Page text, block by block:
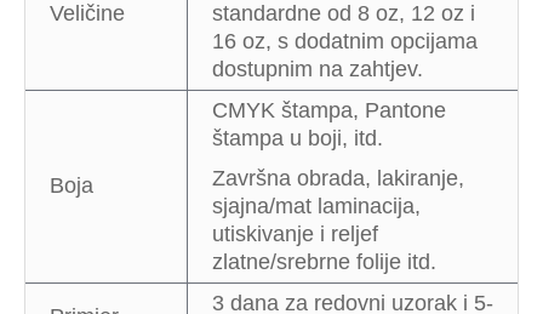
Veličine
standardne od 8 oz, 12 oz i
16 oz, s dodatnim opcijama
dostupnim na zahtjev.
Boja
CMYK štampa, Pantone
štampa u boji, itd.
Završna obrada, lakiranje,
sjajna/mat laminacija,
utiskivanje i reljef
zlatne/srebrne folije itd.
3 dana za redovni uzorak i 5-